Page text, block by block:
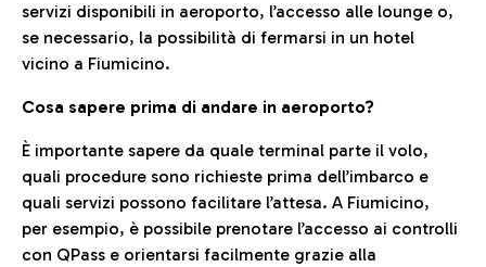
servizi disponibili in aeroporto, l’accesso alle lounge o,
se necessario, la possibilità di fermarsi in un hotel
vicino a Fiumicino.
Cosa sapere prima di andare in aeroporto?
È importante sapere da quale terminal parte il volo,
quali procedure sono richieste prima dell’imbarco e
quali servizi possono facilitare l’attesa. A Fiumicino,
per esempio, è possibile prenotare l’accesso ai controlli
con QPass e orientarsi facilmente grazie alla